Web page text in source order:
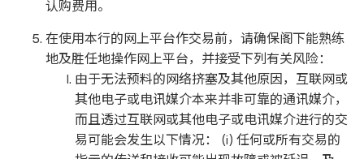
认购费用。
在使用本行的网上平台作交易前，请确保阁下能熟练
地及胜任地操作网上平台，并接受下列有关风险：
由于无法预料的网络挤塞及其他原因，互联网或
其他电子或电讯媒介本来并非可靠的通讯媒介，
而且透过互联网或其他电子或电讯媒介进行的交
易可能会发生以下情况： (i) 任何或所有交易的